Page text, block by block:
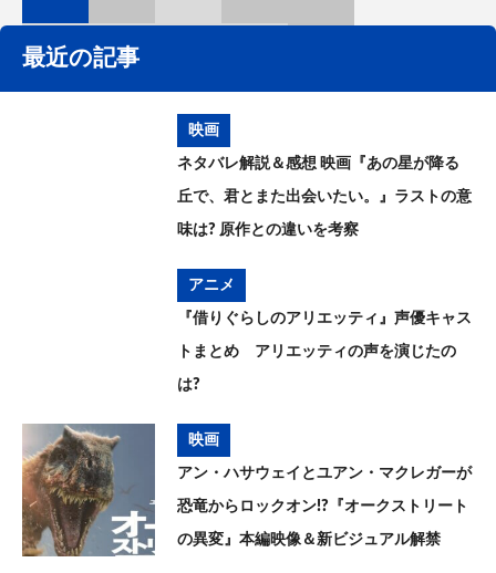
最近の記事
映画
ネタバレ解説＆感想 映画『あの星が降る
丘で、君とまた出会いたい。』ラストの意
味は? 原作との違いを考察
アニメ
『借りぐらしのアリエッティ』声優キャス
トまとめ アリエッティの声を演じたの
は?
映画
アン・ハサウェイとユアン・マクレガーが
恐竜からロックオン!?『オークストリート
の異変』本編映像＆新ビジュアル解禁